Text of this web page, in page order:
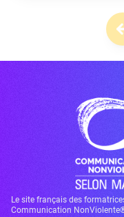
Le site français des
Communication